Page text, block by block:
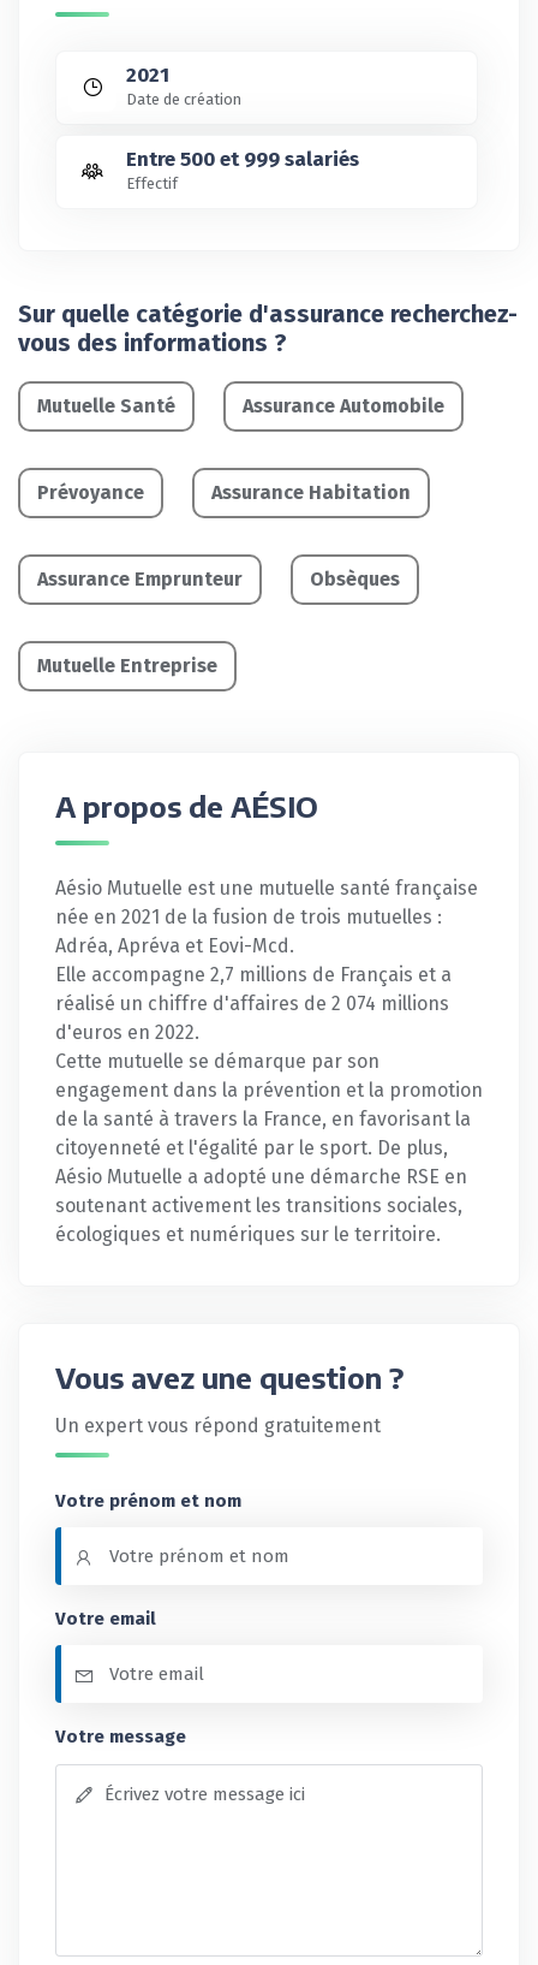
2021
Date de création
Entre 500 et 999 salariés
Effectif
Sur quelle catégorie d'assurance recherchez-
vous des informations ?
Mutuelle Santé Assurance Automobile
Prévoyance Assurance Habitation
Assurance Emprunteur Obsèques
Mutuelle Entreprise
A propos de AÉSIO
Aésio Mutuelle est une mutuelle santé française
née en 2021 de la fusion de trois mutuelles :
Adréa, Apréva et Eovi-Mcd.
Elle accompagne 2,7 millions de Français et a
réalisé un chiffre d'affaires de 2 074 millions
d'euros en 2022.
Cette mutuelle se démarque par son
engagement dans la prévention et la promotion
de la santé à travers la France, en favorisant la
citoyenneté et l'égalité par le sport. De plus,
Aésio Mutuelle a adopté une démarche RSE en
soutenant activement les transitions sociales,
écologiques et numériques sur le territoire.
Vous avez une question ?
Un expert vous répond gratuitement
Votre prénom et nom
Votre email
Votre message